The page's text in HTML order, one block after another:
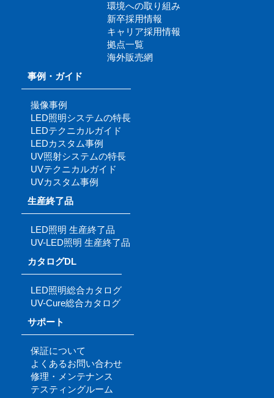
環境への取り組み
新卒採用情報
キャリア採用情報
拠点一覧
海外販売網
事例・ガイド
撮像事例
LED照明システムの特長
LEDテクニカルガイド
LEDカスタム事例
UV照射システムの特長
UVテクニカルガイド
UVカスタム事例
生産終了品
LED照明 生産終了品
UV-LED照明 生産終了品
カタログDL
LED照明総合カタログ
UV-Cure総合カタログ
サポート
保証について
よくあるお問い合わせ
修理・メンテナンス
テスティングルーム